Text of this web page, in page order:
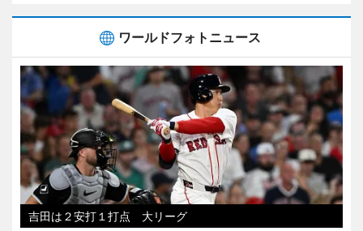
ワールドフォトニュース
吉田は２安打１打点 大リーグ